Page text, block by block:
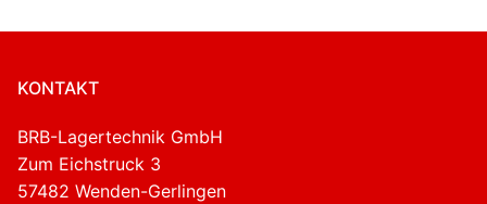
KONTAKT
BRB-Lagertechnik GmbH
Zum Eichstruck 3
57482 Wenden-Gerlingen